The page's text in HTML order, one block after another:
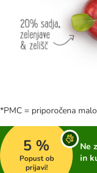
*PMC = priporočena
5 %
Popust ob
prijavi!
Ne
in